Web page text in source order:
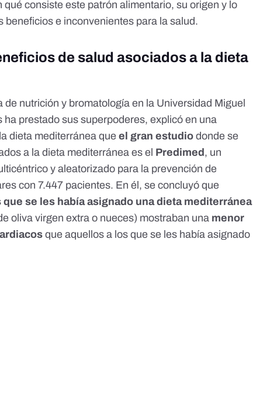
consiste este patrón alimentario, su origen y lo
beneficios e inconvenientes para la salud.
de salud asociados a la dieta
nutrición y bromatología en la Universidad Miguel
ha prestado sus superpoderes,explicó en una
dieta mediterránea queel gran estudio donde se
a la dieta mediterránea es el Predimed , un
y aleatorizado para la prevención de
con 7.447 pacientes. En él, se concluyó que
se les había asignado una dieta mediterránea
oliva virgen extra o nueces) mostraban una menor
que aquellos a los que se les había asignado